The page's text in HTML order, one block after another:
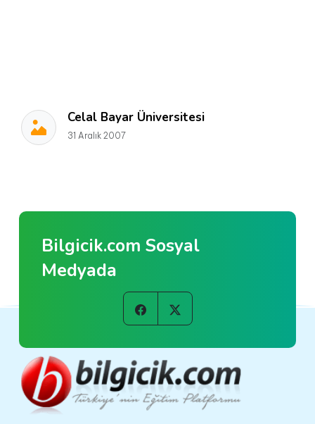
Celal Bayar Üniversitesi
31 Aralık 2007
Bilgicik.com Sosyal
Medyada